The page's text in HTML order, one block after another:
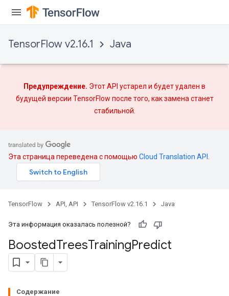
TensorFlow v2.16.1 Java
Предупреждение. Этот API устарел и будет удален в
будущей версии TensorFlow после того, какзамена станет
стабильной.
Эта страница переведена с помощью Cloud Translation API
TensorFlow API, API TensorFlow v2.16.1 Java
Эта информация оказалась полезной?
BoostedTreesTrainingPredict
Содержание